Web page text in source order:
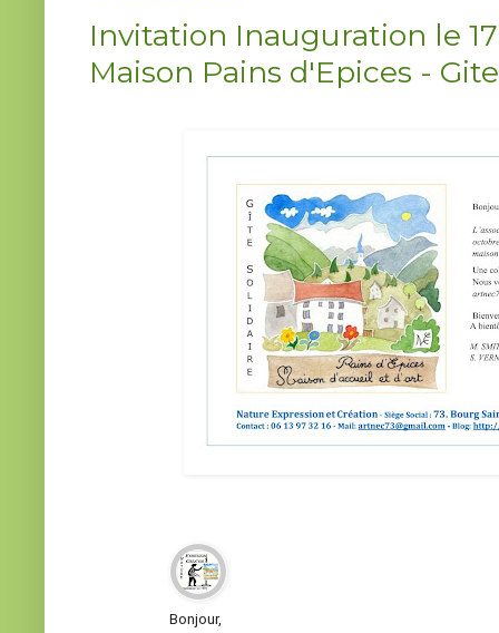
Invitation Inauguration le
Maison Pains d'Epices -
Bonjour,